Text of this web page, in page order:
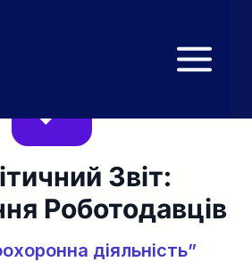
Звіт:
Роботодавців
діяльність”